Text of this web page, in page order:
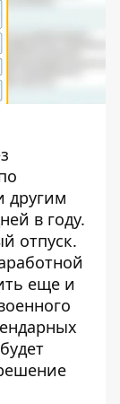
другим
в году.
отпуск.
еще и